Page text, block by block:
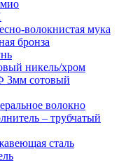
волокнистая мука
бронза
никель/хром
3мм сотовый
волокно
– трубчатый
сталь